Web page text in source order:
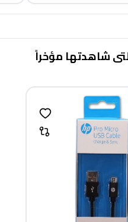
شاهدتها مؤخراً